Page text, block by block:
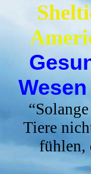
“
Tiere
fühlen,